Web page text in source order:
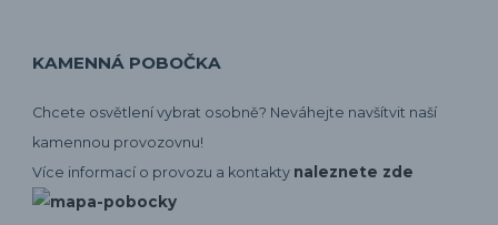
KAMENNÁ POBOČKA
Chcete osvětlení vybrat osobně? Neváhejte navšítvit naší
kamennou provozovnu!
Více informací o provozu a kontakty naleznete zde